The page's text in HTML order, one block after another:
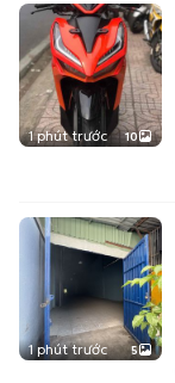
1 phút trước 10
1 phút trước 5